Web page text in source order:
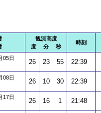
観測高度
度 分 秒
時刻
05日
26 23 55 22:39
08日
26 10 30 22:39
17日
26 16 1 21:48